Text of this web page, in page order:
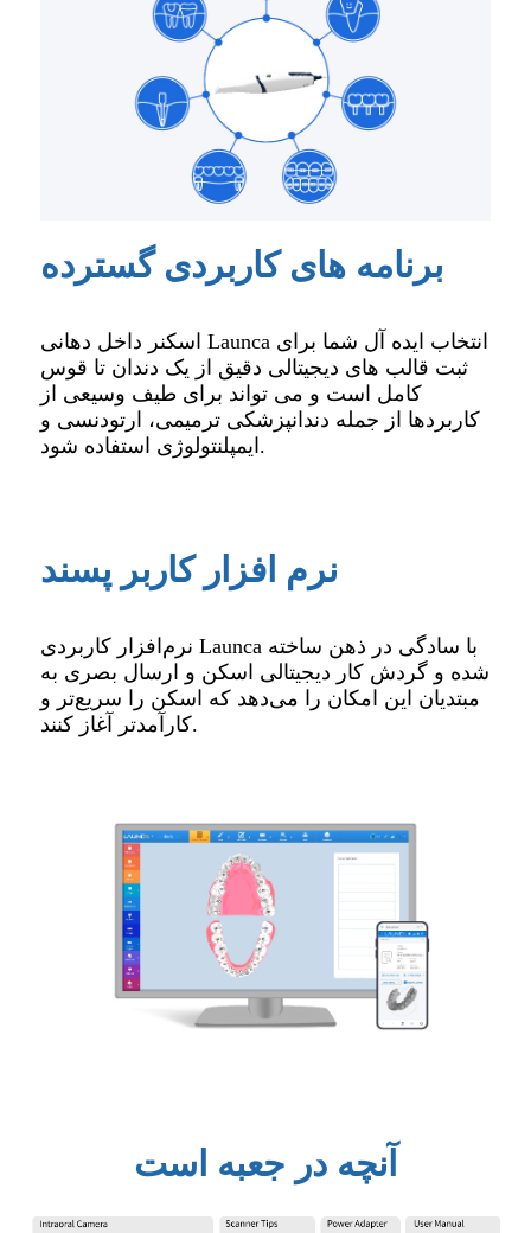
برنامه های کاربردی گسترده
اسکنر داخل دهانی Launca انتخاب ایده آل شما برای
ثبت قالب های دیجیتالی دقیق از یک دندان تا قوس
کامل است و می تواند برای طیف وسیعی از
کاربردها از جمله دندانپزشکی ترمیمی، ارتودنسی و
ایمپلنتولوژی استفاده شود.
نرم افزار کاربر پسند
نرم‌افزار کاربردی Launca با سادگی در ذهن ساخته
شده و گردش کار دیجیتالی اسکن و ارسال بصری به
مبتدیان این امکان را می‌دهد که اسکن را سریع‌تر و
کارآمدتر آغاز کنند.
آنچه در جعبه است